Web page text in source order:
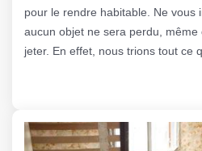
pour le rendre habitable. Ne vous
aucun objet ne sera perdu, même
jeter. En effet, nous trions tout ce